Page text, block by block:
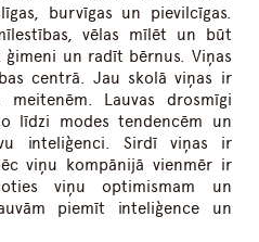
burvīgas un pievilcīgas.
vēlas mīlēt un būt
un radīt bērnus. Viņas
centrā. Jau skolā viņas ir
meitenēm. Lauvas drosmīgi
līdzi modes tendencēm un
inteliģenci. Sirdī viņas ir
viņu kompānijā vienmēr ir
viņu optimismam un
piemīt inteliģence un